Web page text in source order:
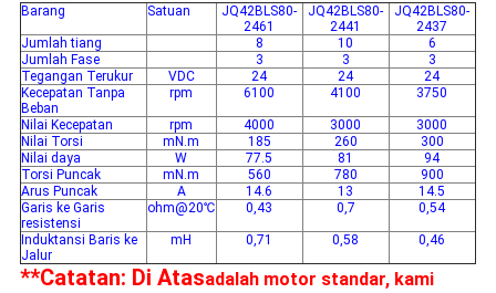
Barang Satuan
JQ42BLS80-
2461
JQ42BLS80-
2441
JQ42BLS80-
2437
Jumlah tiang
8 10
6
Jumlah Fase
3 3
3
Tegangan Terukur
VDC 24 24
24
Kecepatan Tanpa
Beban
rpm 6100 4100 3750
Nilai Kecepatan rpm 4000 3000
3000
Nilai Torsi
mN.m 185 260
300
Nilai daya
W 77.5 81
94
Torsi Puncak
mN.m 560 780
900
Arus Puncak
A 14.6 13
14.5
Garis ke Garis
resistensi
ohm@20℃ 0,43 0,7 0,54
Induktansi Baris ke
Jalur
mH 0,71 0,58 0,46
**Catatan: Di Atasadalah motor standar, kami